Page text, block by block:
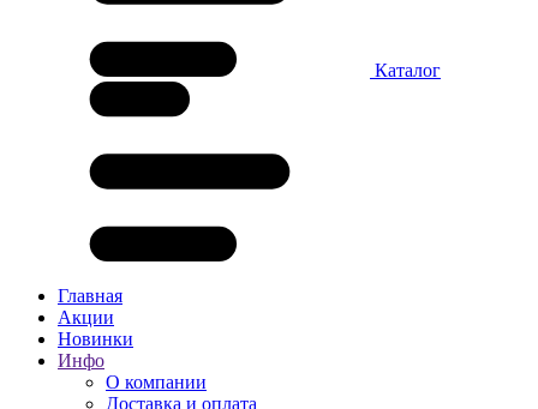
Каталог
Главная
Акции
Новинки
Инфо
О компании
Доставка и оплата